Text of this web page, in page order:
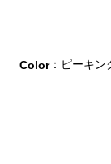
Color：ピーキン